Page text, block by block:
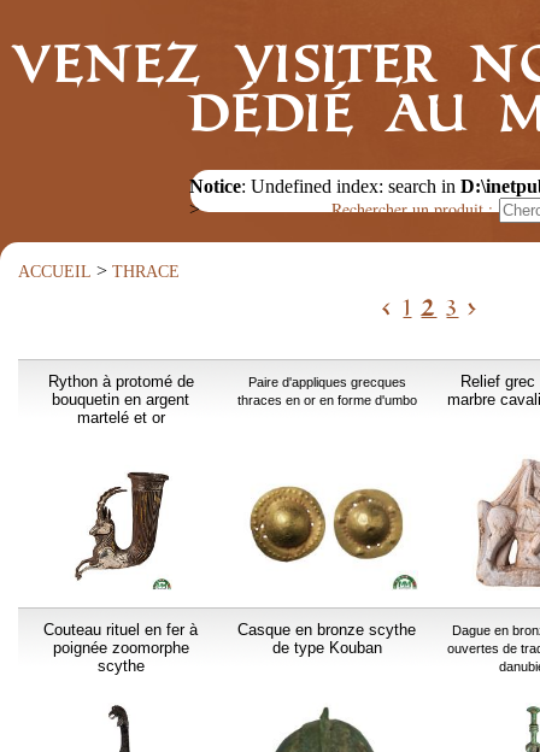
Venez visiter
dédié au
Notice: Undefined index: search in
>
Rechercher un produit :
ACCUEIL > THRACE
< 1 2 3 >
Rython à protomé de
bouquetin en argent
martelé et or
Paire d'appliques grecques
thraces en or en forme d'umbo
Relief
marbre
Couteau rituel en fer à
poignée zoomorphe
scythe
Casque en bronze scythe
de type Kouban
Dague en
ouvertes de